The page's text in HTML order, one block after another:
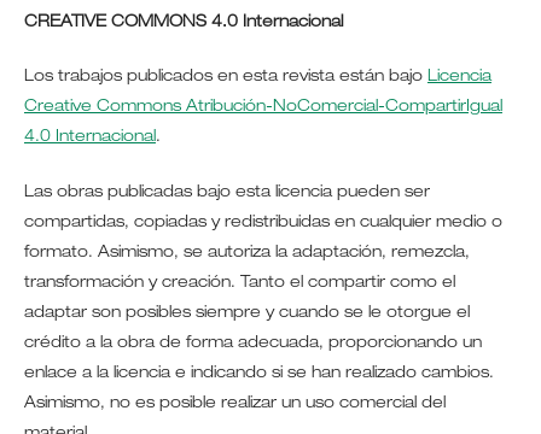
CREATIVE COMMONS 4.0 Internacional
Los trabajos publicados en esta revista están bajo Licencia
Creative Commons Atribución-NoComercial-CompartirIgual
4.0 Internacional.
Las obras publicadas bajo esta licencia pueden ser
compartidas, copiadas y redistribuidas en cualquier medio o
formato. Asimismo, se autoriza la adaptación, remezcla,
transformación y creación. Tanto el compartir como el
adaptar son posibles siempre y cuando se le otorgue el
crédito a la obra de forma adecuada, proporcionando un
enlace a la licencia e indicando si se han realizado cambios.
Asimismo, no es posible realizar un uso comercial del